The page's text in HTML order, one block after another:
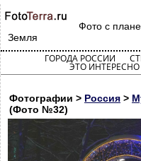
Фото с
Земля
ГОРОДА РОССИИ
ЭТО ИНТЕРЕСНО
Фотографии > Россия >
(Фото №32)